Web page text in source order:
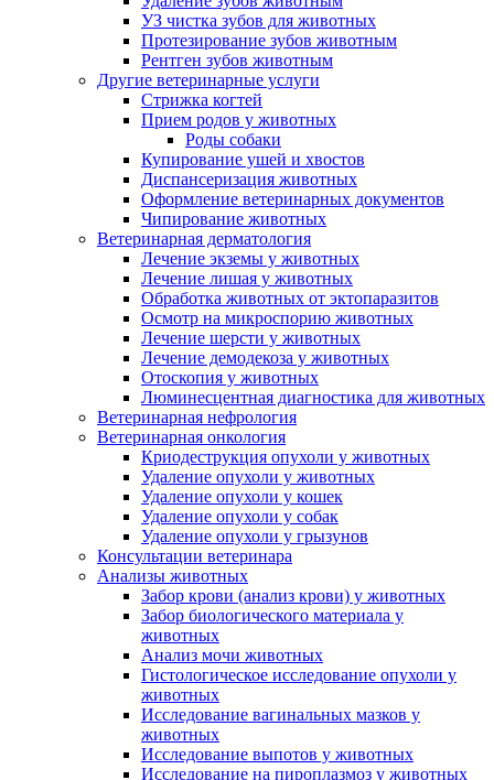
УЗ чистка зубов для животных
Протезирование зубов животным
Рентген зубов животным
Другие ветеринарные услуги
Стрижка когтей
Прием родов у животных
Роды собаки
Купирование ушей и хвостов
Диспансеризация животных
Оформление ветеринарных документов
Чипирование животных
Ветеринарная дерматология
Лечение экземы у животных
Лечение лишая у животных
Обработка животных от эктопаразитов
Осмотр на микроспорию животных
Лечение шерсти у животных
Лечение демодекоза у животных
Отоскопия у животных
Люминесцентная диагностика для животных
Ветеринарная нефрология
Ветеринарная онкология
Криодеструкция опухоли у животных
Удаление опухоли у животных
Удаление опухоли у кошек
Удаление опухоли у собак
Удаление опухоли у грызунов
Консультации ветеринара
Анализы животных
Забор крови (анализ крови) у животных
Забор биологического материала у
животных
Анализ мочи животных
Гистологическое исследование опухоли у
животных
Исследование вагинальных мазков у
животных
Исследование выпотов у животных
Исследование на пироплазмоз у животных